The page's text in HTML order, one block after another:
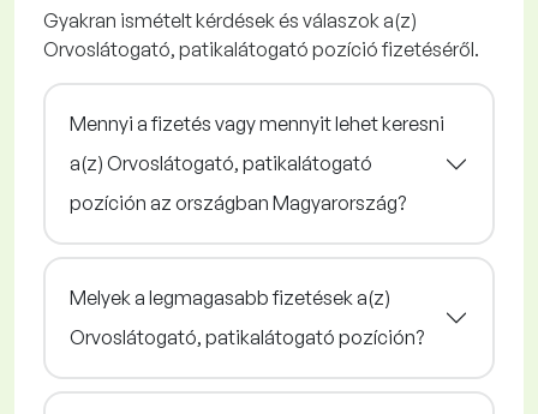
Gyakran ismételt kérdések és válaszok a(z)
Orvoslátogató, patikalátogató pozíció fizetéséről.
Mennyi a fizetés vagy mennyit lehet keresni
a(z) Orvoslátogató, patikalátogató
pozíción az országban Magyarország?
Melyek a legmagasabb fizetések a(z)
Orvoslátogató, patikalátogató pozíción?